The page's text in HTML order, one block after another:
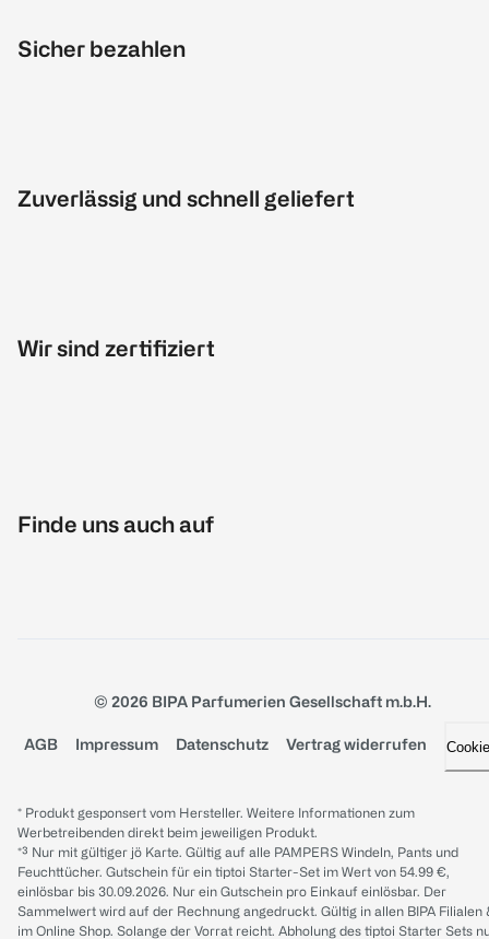
Sicher bezahlen
Zuverlässig und schnell geliefert
Wir sind zertifiziert
Finde uns auch auf
© 2026 BIPA Parfumerien Gesellschaft m.b.H.
AGB Impressum Datenschutz Vertrag widerrufen
* Produkt gesponsert vom Hersteller. Weitere Informationen zum
Werbetreibenden direkt beim jeweiligen Produkt.
*³ Nur mit gültiger jö Karte. Gültig auf alle PAMPERS Windeln, Pants und
Feuchttücher. Gutschein für ein tiptoi Starter-Set im Wert von 54.99 €,
einlösbar bis 30.09.2026. Nur ein Gutschein pro Einkauf einlösbar. Der
Sammelwert wird auf der Rechnung angedruckt. Gültig in allen BIPA Filialen
im Online Shop. Solange der Vorrat reicht. Abholung des tiptoi Starter Sets